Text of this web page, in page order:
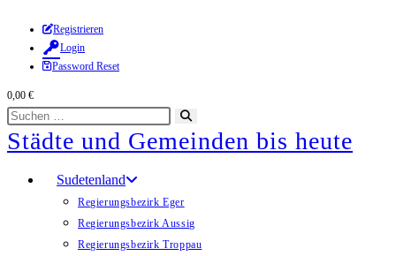
Zum
Inhalt
springen
Registrieren
Login
Password Reset
0,00 €
Diese
Website
durchsuchen
starten
Städte und Gemeinden bis heute
Sudetenland
Regierungsbezirk Eger
Regierungsbezirk Aussig
Regierungsbezirk Troppau